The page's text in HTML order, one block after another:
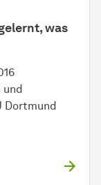
was
und
Dortmund